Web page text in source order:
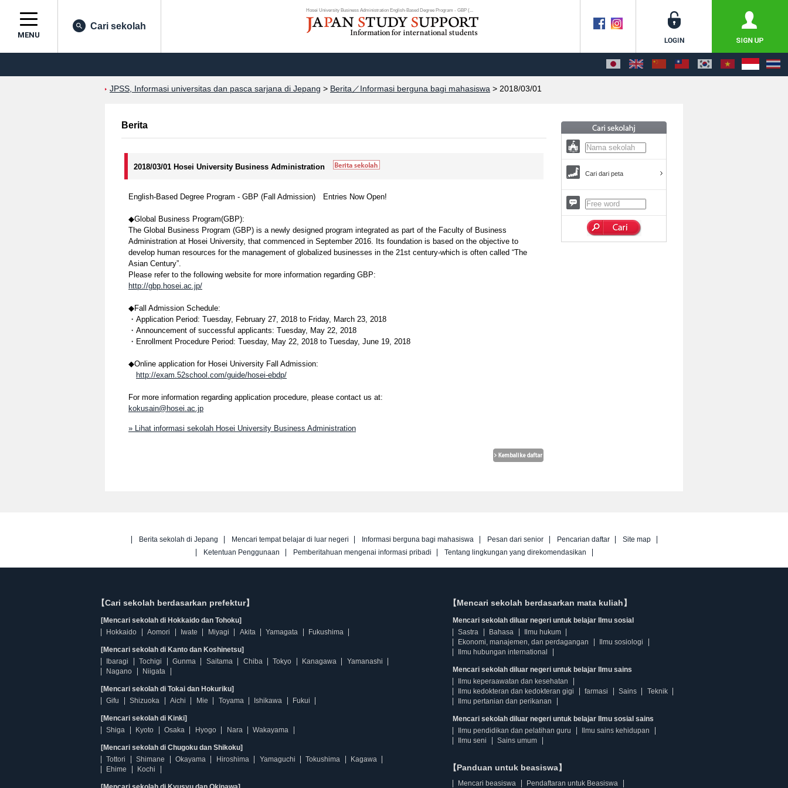
Hosei University Business Administration English-Based Degree Program - GBP (...
MENU
Cari sekolah
JPSS, Informasi universitas dan pasca sarjana di Jepang > Berita／Informasi berguna bagi mahasiswa > 2018/03/01
Berita
2018/03/01 Hosei University Business Administration
English-Based Degree Program - GBP (Fall Admission) Entries Now Open!
◆Global Business Program(GBP):
The Global Business Program (GBP) is a newly designed program integrated as part of the Faculty of Business
Administration at Hosei University, that commenced in September 2016. Its foundation is based on the objective to
develop human resources for the management of globalized businesses in the 21st century-which is often called “The
Asian Century”.
Please refer to the following website for more information regarding GBP:
http://gbp.hosei.ac.jp/
◆Fall Admission Schedule:
・Application Period: Tuesday, February 27, 2018 to Friday, March 23, 2018
・Announcement of successful applicants: Tuesday, May 22, 2018
・Enrollment Procedure Period: Tuesday, May 22, 2018 to Tuesday, June 19, 2018
◆Online application for Hosei University Fall Admission:
http://exam.52school.com/guide/hosei-ebdp/
For more information regarding application procedure, please contact us at:
kokusain@hosei.ac.jp
» Lihat informasi sekolah Hosei University Business Administration
Cari dari peta
Berita sekolah di Jepang Mencari tempat belajar di luar negeri Informasi berguna bagi mahasiswa Pesan dari senior Pencarian daftar
Site map
Ketentuan Penggunaan
Pemberitahuan mengenai informasi pribadi Tentang lingkungan yang direkomendasikan
【Cari sekolah berdasarkan prefektur】
[Mencari sekolah di Hokkaido dan Tohoku]
Hokkaido
Aomori Iwate Miyagi Akita Yamagata Fukushima
[Mencari sekolah di Kanto dan Koshinetsu]
Ibaragi
Tochigi Gunma Saitama Chiba Tokyo Kanagawa
Yamanashi
Nagano
Niigata
[Mencari sekolah di Tokai dan Hokuriku]
Gifu
Shizuoka Aichi Mie Toyama Ishikawa Fukui
[Mencari sekolah di Kinki]
Shiga
Kyoto Osaka Hyogo Nara Wakayama
[Mencari sekolah di Chugoku dan Shikoku]
Tottori
Shimane Okayama Hiroshima Yamaguchi Tokushima
Kagawa
Ehime
Kochi
【Mencari sekolah berdasarkan mata kuliah】
Mencari sekolah diluar negeri untuk belajar Ilmu sosial
Sastra
Bahasa
Ilmu hukum
Ekonomi, manajemen, dan perdagangan
Ilmu sosiologi
Ilmu hubungan international
Mencari sekolah diluar negeri untuk belajar Ilmu sains
Ilmu keperaawatan dan kesehatan
Ilmu kedokteran dan kedokteran gigi
farmasi Sains
Teknik
Ilmu pertanian dan perikanan
Mencari sekolah diluar negeri untuk belajar Ilmu sosial sains
Ilmu pendidikan dan pelatihan guru
Ilmu sains kehidupan
Ilmu seni
Sains umum
【Panduan untuk beasiswa】
Mencari beasiswa Pendaftaran untuk Beasiswa